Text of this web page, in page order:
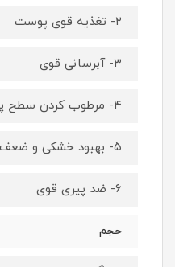
۲- تغذیه قوی پوست
۳- آبرسانی قوی
۴- مرطوب کردن سطح پوست
۵- بهبود خشکی و ضعف پوست
۶- ضد پیری قوی
حجم